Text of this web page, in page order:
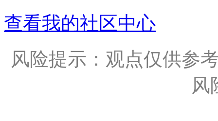
查看我的社区中心
风险提示：观点仅供参
风